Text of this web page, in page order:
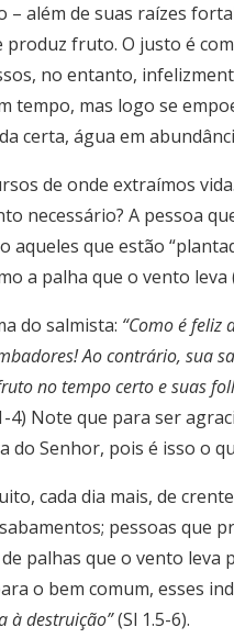
– além de suas raízes
fruto. O justo é
no entanto,
tempo, mas logo se
certa, água em
de onde extraímos
necessário? A pessoa
aqueles que estão
a palha que o vento leva
do salmista: “Como é feliz
Ao contrário, sua
no tempo certo e suas
4) Note que para ser
do Senhor, pois é isso o
cada dia mais, de
pessoas que
palhas que o vento
o bem comum, esses
à destruição”(Sl 1.5-6).